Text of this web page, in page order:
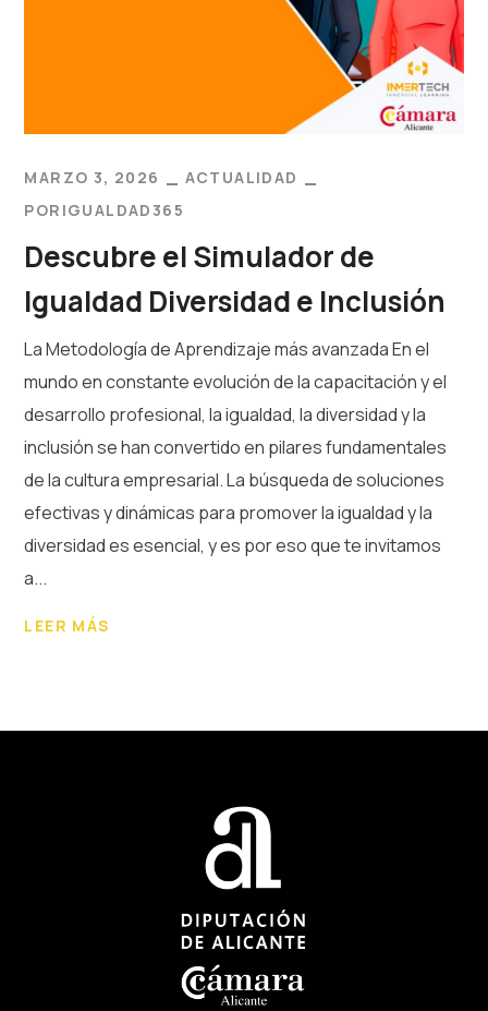
MARZO 3, 2026
ACTUALIDAD
POR IGUALDAD365
Descubre el Simulador de
Igualdad Diversidad e Inclusión
La Metodología de Aprendizaje más avanzada En el
mundo en constante evolución de la capacitación y el
desarrollo profesional, la igualdad, la diversidad y la
inclusión se han convertido en pilares fundamentales
de la cultura empresarial. La búsqueda de soluciones
efectivas y dinámicas para promover la igualdad y la
diversidad es esencial, y es por eso que te invitamos
a...
LEER MÁS